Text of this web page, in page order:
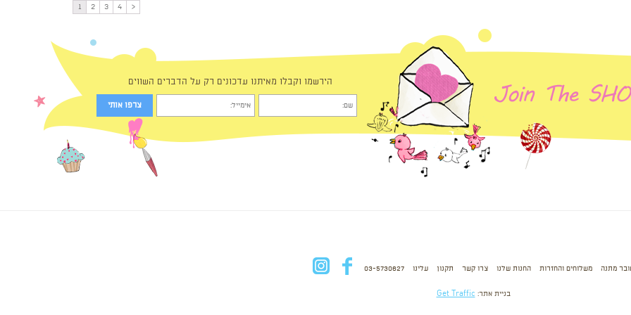
1 2 3 4 <
הירשמו וקבלו מאיתנו עדכונים רק על הדברים השווים
מתנה משלוחים והחזרות החנות שלנו צרו קשר תקנון עלינו 03-5730627
בניית אתר: Get Traffic